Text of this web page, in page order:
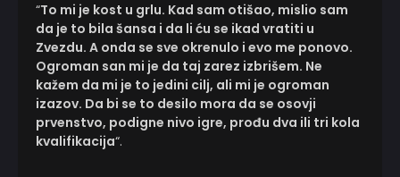
“To mi je kost u grlu. Kad sam otišao, mislio sam
da je to bila šansa i da li ću se ikad vratiti u
Zvezdu. A onda se sve okrenulo i evo me ponovo.
Ogroman san mi je da taj zarez izbrišem. Ne
kažem da mi je to jedini cilj, ali mi je ogroman
izazov. Da bi se to desilo mora da se osovji
prvenstvo, podigne nivo igre, prođu dva ili tri kola
kvalifikacija“.